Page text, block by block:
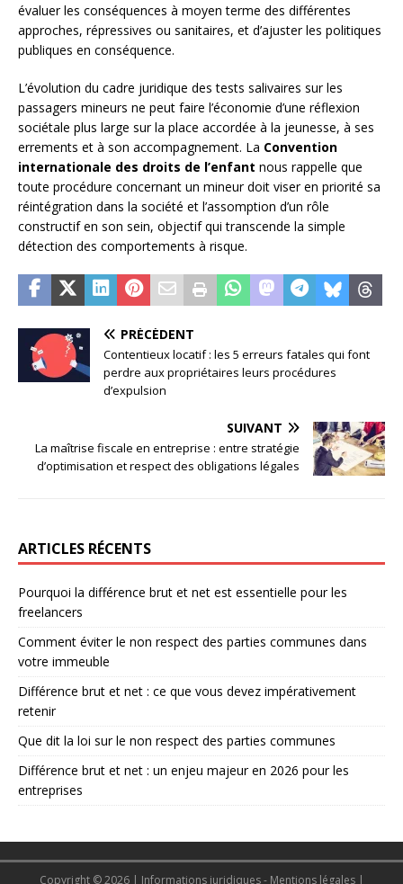
évaluer les conséquences à moyen terme des différentes
approches, répressives ou sanitaires, et d’ajuster les politiques
publiques en conséquence.
L’évolution du cadre juridique des tests salivaires sur les
passagers mineurs ne peut faire l’économie d’une réflexion
sociétale plus large sur la place accordée à la jeunesse, à ses
errements et à son accompagnement. La Convention
internationale des droits de l’enfant nous rappelle que
toute procédure concernant un mineur doit viser en priorité sa
réintégration dans la société et l’assomption d’un rôle
constructif en son sein, objectif qui transcende la simple
détection des comportements à risque.
PRÉCÉDENT
Contentieux locatif : les 5 erreurs fatales qui font
perdre aux propriétaires leurs procédures
d’expulsion
SUIVANT
La maîtrise fiscale en entreprise : entre stratégie
d’optimisation et respect des obligations légales
ARTICLES RÉCENTS
Pourquoi la différence brut et net est essentielle pour les
freelancers
Comment éviter le non respect des parties communes dans
votre immeuble
Différence brut et net : ce que vous devez impérativement
retenir
Que dit la loi sur le non respect des parties communes
Différence brut et net : un enjeu majeur en 2026 pour les
entreprises
Copyright © 2026 | Informations juridiques - Mentions légales |